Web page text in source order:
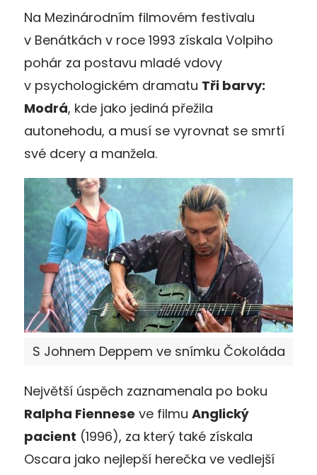
Na Mezinárodním filmovém festivalu
v Benátkách v roce 1993 získala Volpiho
pohár za postavu mladé vdovy
v psychologickém dramatu Tři barvy:
Modrá, kde jako jediná přežila
autonehodu, a musí se vyrovnat se smrtí
své dcery a manžela.
S Johnem Deppem ve snímku Čokoláda
Největší úspěch zaznamenala po boku
Ralpha Fiennese ve filmu Anglický
pacient (1996), za který také získala
Oscara jako nejlepší herečka ve vedlejší